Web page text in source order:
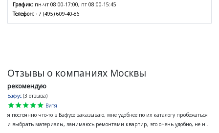
График: пн-чт 08:00-17:00, пт 08:00-15:45
Телефон: +7 (495) 609-40-86
Отзывы о компаниях Москвы
рекомендую
Бафус (3 отзыва)
star
star
star
star
star
Витя
я постоянно что-то в Бафусе заказываю, мне удобнее по их каталогу пробежаться
и выбрать материалы, занимаюсь ремонтами квартир, это очень удобно, не н...